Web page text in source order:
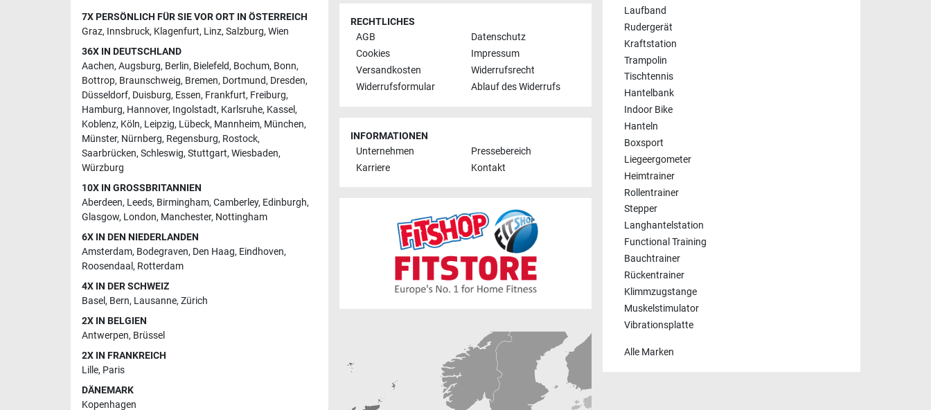
7X PERSÖNLICH FÜR SIE VOR ORT IN ÖSTERREICH
Graz, Innsbruck, Klagenfurt, Linz, Salzburg, Wien
36X IN DEUTSCHLAND
Aachen, Augsburg, Berlin, Bielefeld, Bochum, Bonn,
Bottrop, Braunschweig, Bremen, Dortmund, Dresden,
Düsseldorf, Duisburg, Essen, Frankfurt, Freiburg,
Hamburg, Hannover, Ingolstadt, Karlsruhe, Kassel,
Koblenz, Köln, Leipzig, Lübeck, Mannheim, München,
Münster, Nürnberg, Regensburg, Rostock,
Saarbrücken, Schleswig, Stuttgart, Wiesbaden,
Würzburg
10X IN GROSSBRITANNIEN
Aberdeen, Leeds, Birmingham, Camberley, Edinburgh,
Glasgow, London, Manchester, Nottingham
6X IN DEN NIEDERLANDEN
Amsterdam, Bodegraven, Den Haag, Eindhoven,
Roosendaal , Rotterdam
4X IN DER SCHWEIZ
Basel, Bern, Lausanne, Zürich
2X IN BELGIEN
Antwerpen, Brüssel
2X IN FRANKREICH
Lille, Paris
DÄNEMARK
Kopenhagen
RECHTLICHES
AGB
Datenschutz
Cookies
Impressum
Versandkosten
Widerrufsrecht
Widerrufsformular
Ablauf des Widerrufs
INFORMATIONEN
Unternehmen
Pressebereich
Karriere
Kontakt
Laufband
Rudergerät
Kraftstation
Trampolin
Tischtennis
Hantelbank
Indoor Bike
Hanteln
Boxsport
Liegeergometer
Heimtrainer
Rollentrainer
Stepper
Langhantelstation
Functional Training
Bauchtrainer
Rückentrainer
Klimmzugstange
Muskelstimulator
Vibrationsplatte
Alle Marken